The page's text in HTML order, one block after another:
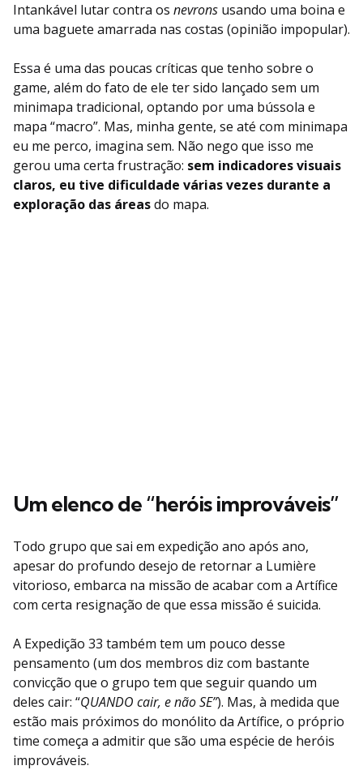
Intankável lutar contra os nevrons usando uma boina e
uma baguete amarrada nas costas (opinião impopular).
Essa é uma das poucas críticas que tenho sobre o
game, além do fato de ele ter sido lançado sem um
minimapa tradicional, optando por uma bússola e
mapa “macro”. Mas, minha gente, se até com minimapa
eu me perco, imagina sem. Não nego que isso me
gerou uma certa frustração: sem indicadores visuais
claros, eu tive dificuldade várias vezes durante a
exploração das áreasdo mapa.
Um elenco de “heróis improváveis”
Todo grupo que sai em expedição ano após ano,
apesar do profundo desejo de retornar a Lumière
vitorioso, embarca na missão de acabar com a Artífice
com certa resignação de que essa missão é suicida.
A Expedição 33 também tem um pouco desse
pensamento (um dos membros diz com bastante
convicção que o grupo tem que seguir quando um
deles cair: “QUANDO cair, e não SE”). Mas, à medida que
estão mais próximos do monólito da Artífice, o próprio
time começa a admitir que são uma espécie de heróis
improváveis.